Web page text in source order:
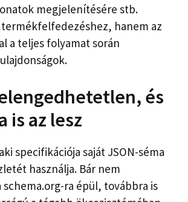
megjelenítésére stb.
hanem az
a teljes folyamat során
és
is az lesz
specifikációja saját JSON-séma
használja. Bár nem
ra épül, továbbra is